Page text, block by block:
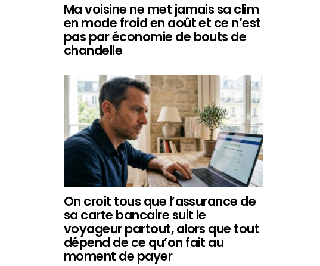
Ma voisine ne met jamais sa clim
en mode froid en août et ce n’est
pas par économie de bouts de
chandelle
On croit tous que l’assurance de
sa carte bancaire suit le
voyageur partout, alors que tout
dépend de ce qu’on fait au
moment de payer